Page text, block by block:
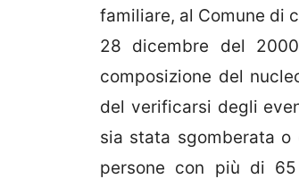
familiare, al Comune di
28 dicembre del
composizione del
del verificarsi degli
sia stata sgomberata
persone con più di